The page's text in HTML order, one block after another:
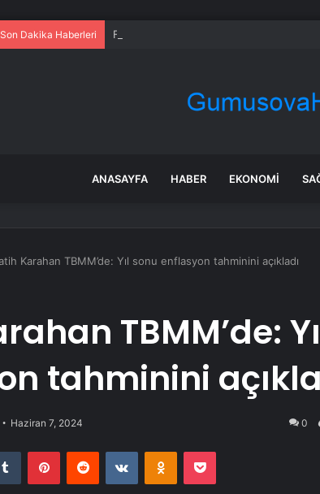
Son Dakika Haberleri Fransa’daki yangınlarda 4 itfaiye eri
ANASAYFA HABER EKONOMI
Karahan TBMM’de: Yıl sonu enflasyon tahminini açıkladı
TBMM’de:
tahminini
Haziran 7, 2024 0
Tumblr PinterestReddit VKontakteOdnoklassniki
Pocket